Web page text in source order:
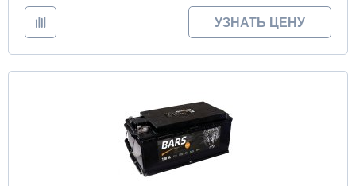
УЗНАТЬ ЦЕНУ